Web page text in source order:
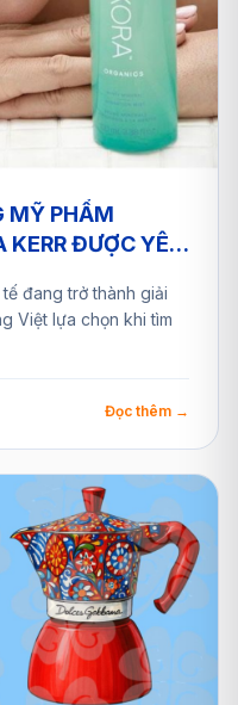
MỸ PHẨM
KERR ĐƯỢC YÊU
đang trở thành giải
Việt lựa chọn khi tìm
Đọc thêm →